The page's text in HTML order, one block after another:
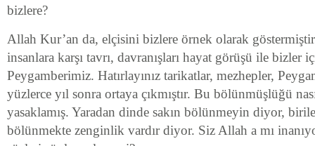
bizlere?
Allah Kur’an da, elçisini bizlere örnek olarak
insanlara karşı tavrı, davranışları hayat görüşü ile bizler
Peygamberimiz. Hatırlayınız tarikatlar, mezhepler,
yüzlerce yıl sonra ortaya çıkmıştır. Bu bölünmüşlüğü
yasaklamış. Yaradan dinde sakın bölünmeyin diyor,
bölünmekte zenginlik vardır diyor. Siz Allah a mı